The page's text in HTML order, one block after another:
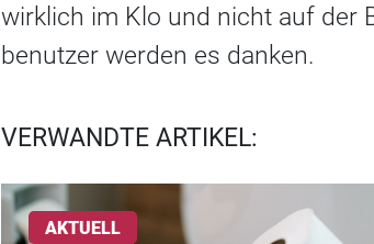
wirklich im Klo und nicht auf der
benutzer werden es danken.
VERWANDTE ARTIKEL:
AKTUELL